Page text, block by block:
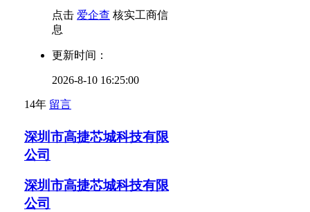
点击 爱企查 核实工商信
息
更新时间：
2026-8-10 16:25:00
14年 留言
深圳市高捷芯城科技有限
公司
深圳市高捷芯城科技有限
公司